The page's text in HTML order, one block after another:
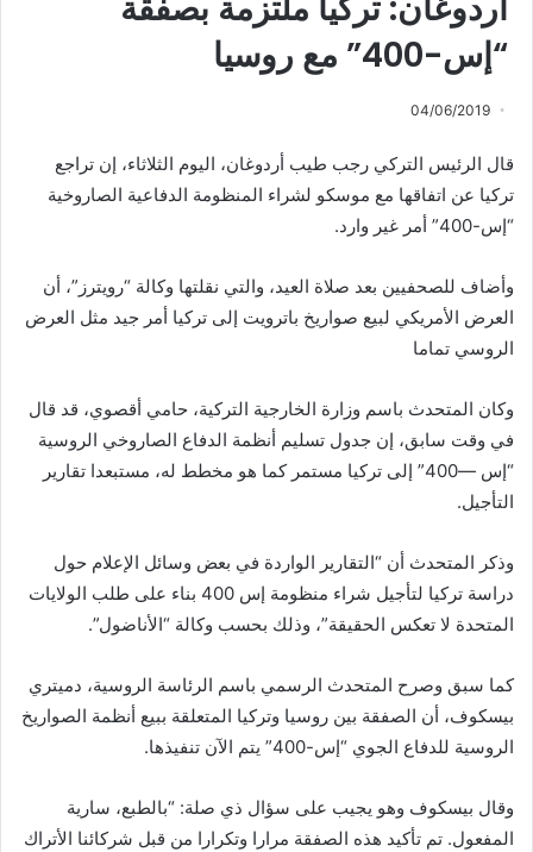
أردوغان: تركيا ملتزمة بصفقة
“إس-400” مع روسيا
04/06/2019
قال الرئيس التركي رجب طيب أردوغان، اليوم الثلاثاء، إن تراجع
تركيا عن اتفاقها مع موسكو لشراء المنظومة الدفاعية الصاروخية
“إس-400” أمر غير وارد.
وأضاف للصحفيين بعد صلاة العيد، والتي نقلتها وكالة “رويترز”، أن
العرض الأمريكي لبيع صواريخ باترويت إلى تركيا أمر جيد مثل العرض
الروسي تماما
وكان المتحدث باسم وزارة الخارجية التركية، حامي أقصوي، قد قال
في وقت سابق، إن جدول تسليم أنظمة الدفاع الصاروخي الروسية
“إس —400” إلى تركيا مستمر كما هو مخطط له، مستبعدا تقارير
التأجيل.
وذكر المتحدث أن “التقارير الواردة في بعض وسائل الإعلام حول
دراسة تركيا لتأجيل شراء منظومة إس 400 بناء على طلب الولايات
المتحدة لا تعكس الحقيقة”، وذلك بحسب وكالة “الأناضول”.
كما سبق وصرح المتحدث الرسمي باسم الرئاسة الروسية، دميتري
بيسكوف، أن الصفقة بين روسيا وتركيا المتعلقة ببيع أنظمة الصواريخ
الروسية للدفاع الجوي “إس-400” يتم الآن تنفيذها.
وقال بيسكوف وهو يجيب على سؤال ذي صلة: “بالطبع، سارية
المفعول. تم تأكيد هذه الصفقة مرارا وتكرارا من قبل شركائنا الأتراك